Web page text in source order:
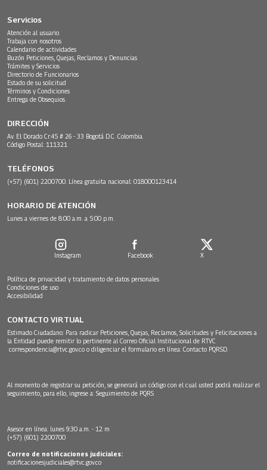
Servicios
Atención al usuario
Trabaja con nosotros
Calendario de actividades
Buzón Peticiones, Quejas, Reclamos y Denuncias
Trámites y Servicios
Directorio de Funcionarios
Estado de su solicitud
Términos y Condiciones
Entrega de Obsequios
DIRECCIÓN
Av. El Dorado Cr.45 # 26 - 33 Bogotá D.C. Colombia.
Código Postal: 111321
TELÉFONOS
(+57) (601) 2200700. Línea gratuita nacional: 018000123414
HORARIO DE ATENCIÓN
Lunes a viernes de 8:00 a.m. a 5:00 p.m.
Instagram Facebook X
Política de privacidad y tratamiento de datos personales
Condiciones de uso
Accesibilidad
CONTACTO VIRTUAL
Estimado Ciudadano: Para radicar Peticiones, Quejas, Reclamos, Solicitudes y Felicitaciones a
la Entidad puede remitir lo pertinente al Correo Oficial Institucional de RTVC
correspondencia@rtvc.gov.co o diligenciar el formulario en línea: Contacto PQRSD.
Al momento de registrar su petición, se generará un código con el cual usted podrá realizar el
seguimiento, para ello, ingrese a: Seguimiento de PQRS
Asesor en línea: lunes 9:30 a.m. - 12 m
(+57) (601) 2200700
Correo de notificaciones judiciales:
notificacionesjudiciales@rtvc.gov.co